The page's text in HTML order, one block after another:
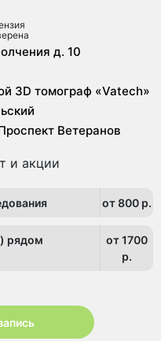
д. 10
3D томограф «Vatech»
Ветеранов
и акции
от 800 p.
рядом
от 1700
p.